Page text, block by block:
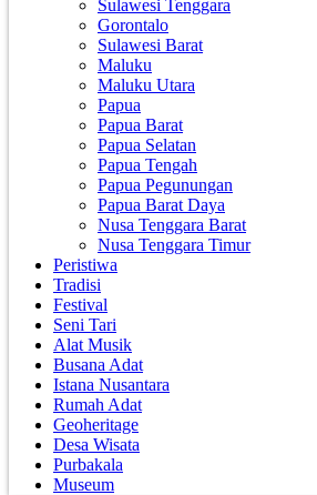
Sulawesi Tenggara
Gorontalo
Sulawesi Barat
Maluku
Maluku Utara
Papua
Papua Barat
Papua Selatan
Papua Tengah
Papua Pegunungan
Papua Barat Daya
Nusa Tenggara Barat
Nusa Tenggara Timur
Peristiwa
Tradisi
Festival
Seni Tari
Alat Musik
Busana Adat
Istana Nusantara
Rumah Adat
Geoheritage
Desa Wisata
Purbakala
Museum